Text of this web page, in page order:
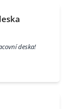
deska!